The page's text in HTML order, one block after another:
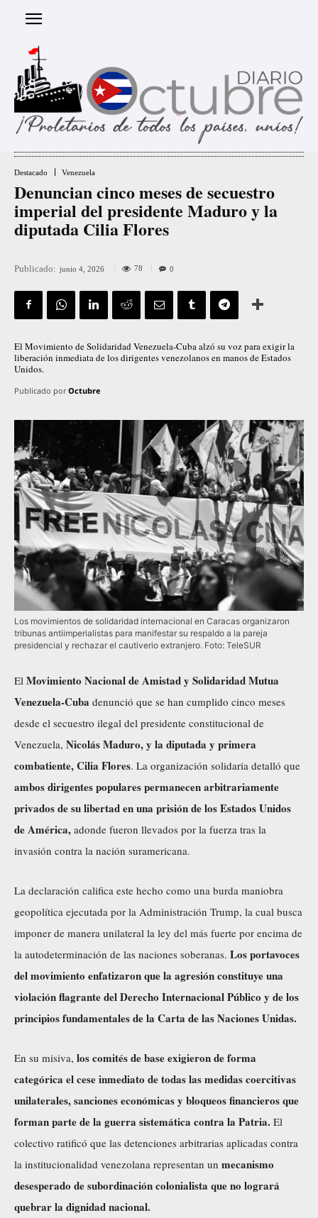
Destacado Venezuela
Denuncian cinco meses de secuestro
imperial del presidente Maduro y la
diputada Cilia Flores
Publicado: junio 4, 2026 78 0
El Movimiento de Solidaridad Venezuela-Cuba alzó su voz para exigir la
liberación inmediata de los dirigentes venezolanos en manos de Estados
Unidos.
Publicado por Octubre
Los movimientos de solidaridad internacional en Caracas organizaron
tribunas antiimperialistas para manifestar su respaldo a la pareja
presidencial y rechazar el cautiverio extranjero. Foto: TeleSUR
El Movimiento Nacional de Amistad y Solidaridad Mutua
Venezuela-Cuba denunció que se han cumplido cinco meses
desde el secuestro ilegal del presidente constitucional de
Venezuela, Nicolás Maduro, y la diputada y primera
combatiente, Cilia Flores. La organización solidaria detalló que
ambos dirigentes populares permanecen arbitrariamente
privados de su libertad en una prisión de los Estados Unidos
de América, adonde fueron llevados por la fuerza tras la
invasión contra la nación suramericana.
La declaración califica este hecho como una burda maniobra
geopolítica ejecutada por la Administración Trump, la cual busca
imponer de manera unilateral la ley del más fuerte por encima de
la autodeterminación de las naciones soberanas. Los portavoces
del movimiento enfatizaron que la agresión constituye una
violación flagrante del Derecho Internacional Público y de los
principios fundamentales de la Carta de las Naciones Unidas.
En su misiva, los comités de base exigieron de forma
categórica el cese inmediato de todas las medidas coercitivas
unilaterales, sanciones económicas y bloqueos financieros que
forman parte de la guerra sistemática contra la Patria. El
colectivo ratificó que las detenciones arbitrarias aplicadas contra
la institucionalidad venezolana representan un mecanismo
desesperado de subordinación colonialista que no logrará
quebrar la dignidad nacional.